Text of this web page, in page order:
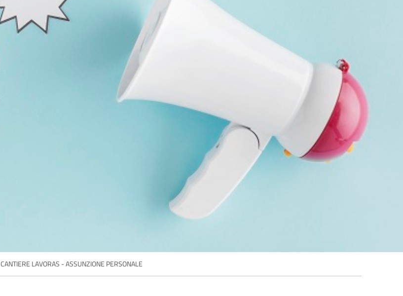
CANTIERE LAVORAS - ASSUNZIONE PERSONALE